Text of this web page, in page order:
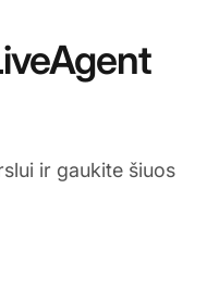
ir gaukite šiuos